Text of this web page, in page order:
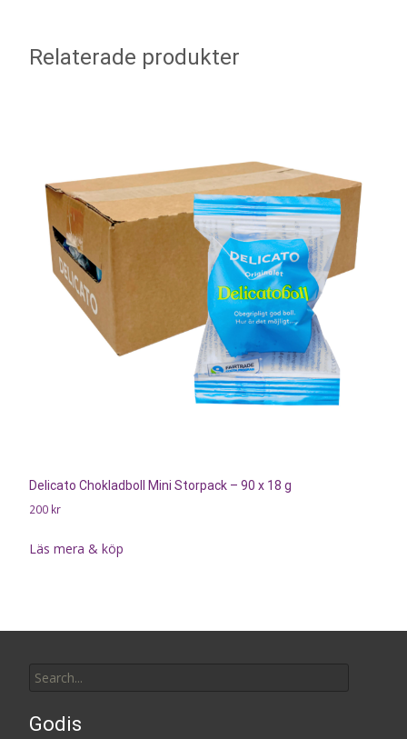
Relaterade produkter
Delicato Chokladboll Mini Storpack – 90 x 18 g
200 kr
Läs mera & köp
for:
Godis